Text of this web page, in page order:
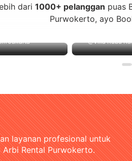
dari 1000+ pelanggan puas
Purwokerto, ayo
Jakarta @Villa Kubu
layanan profesional untuk
Rental Purwokerto.